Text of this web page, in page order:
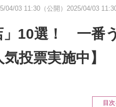
IT製品の技術・比較・事例
04/03 11:30（公開） 2025/04/03
」10選！ 一番
投票実施中】
目